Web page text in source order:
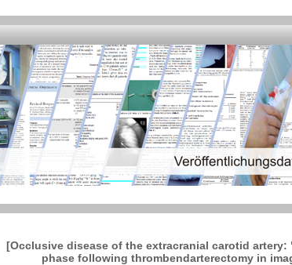
[Occlusive disease of the extracranial carotid
phase following thrombendarterectomy in